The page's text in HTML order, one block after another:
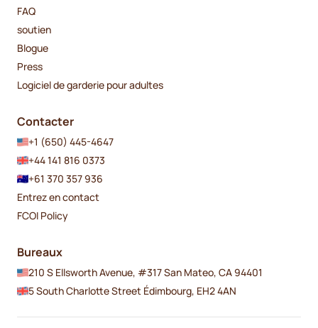
FAQ
soutien
Blogue
Press
Logiciel de garderie pour adultes
Contacter
+1 (650) 445-4647
+44 141 816 0373
+61 370 357 936
Entrez en contact
FCOI Policy
Bureaux
210 S Ellsworth Avenue, #317 San Mateo, CA 94401
5 South Charlotte Street Édimbourg, EH2 4AN